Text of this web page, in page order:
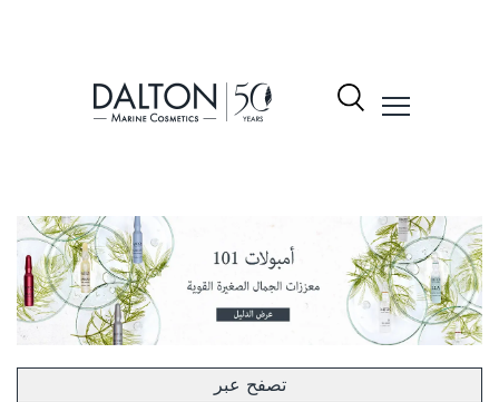
تشكيلة
المنتجات
Dalton
حول
تصفح عبر